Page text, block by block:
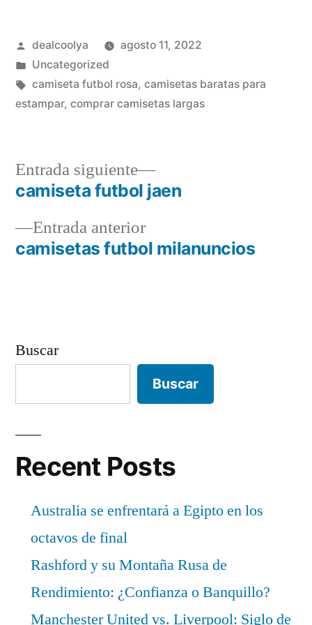
Publicado
por
dealcoolya
agosto 11, 2022
Publicado
en
Uncategorized
Etiquetas:
camiseta futbol rosa, camisetas baratas para
estampar, comprar camisetas largas
Navegación
deEntrada anteriorEntrada
anterior:
camisetas futbol milanuncios
Entrada siguiente
Entrada
siguiente:
camiseta futbol jaen
Buscar
Buscar
Recent Posts
Australia se enfrentará a Egipto en los
octavos de final
Rashford y su Montaña Rusa de
Rendimiento: ¿Confianza o Banquillo?
Manchester United vs. Liverpool: Siglo de